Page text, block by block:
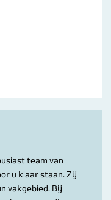
team van
u klaar staan. Zij
vakgebied. Bij